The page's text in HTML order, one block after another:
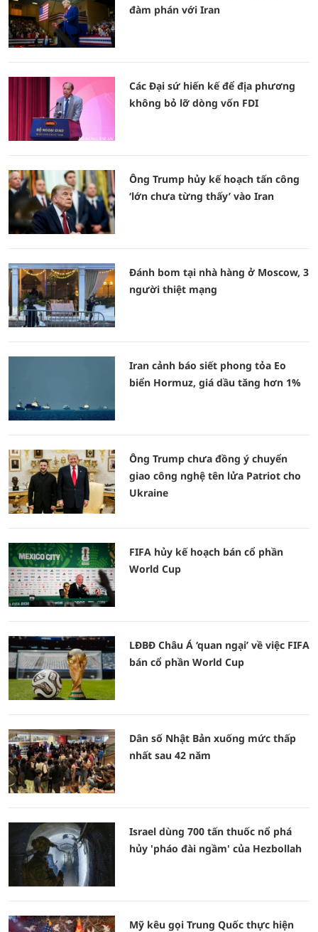
đàm phán với Iran
Các Đại sứ hiến kế để địa phương
không bỏ lỡ dòng vốn FDI
Ông Trump hủy kế hoạch tấn công
‘lớn chưa từng thấy’ vào Iran
Đánh bom tại nhà hàng ở Moscow, 3
người thiệt mạng
Iran cảnh báo siết phong tỏa Eo
biển Hormuz, giá dầu tăng hơn 1%
Ông Trump chưa đồng ý chuyển
giao công nghệ tên lửa Patriot cho
Ukraine
FIFA hủy kế hoạch bán cổ phần
World Cup
LĐBĐ Châu Á ‘quan ngại’ về việc FIFA
bán cổ phần World Cup
Dân số Nhật Bản xuống mức thấp
nhất sau 42 năm
Israel dùng 700 tấn thuốc nổ phá
hủy 'pháo đài ngầm' của Hezbollah
Mỹ kêu gọi Trung Quốc thực hiện